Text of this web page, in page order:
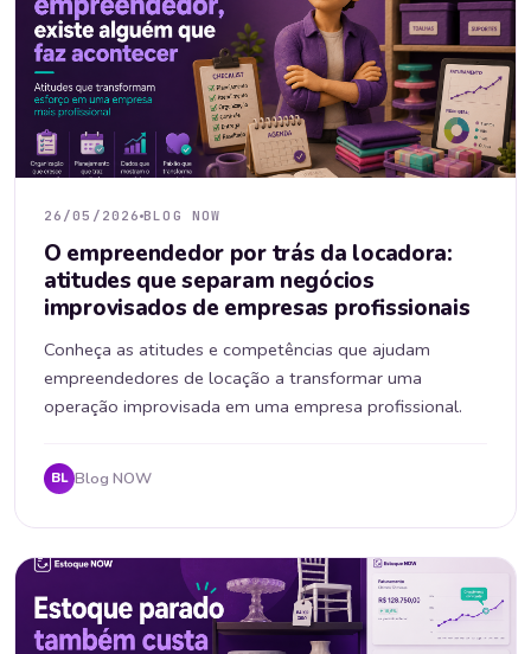
26/05/2026 BLOG NOW
O empreendedor por trás da locadora:
atitudes que separam negócios
improvisados de empresas profissionais
Conheça as atitudes e competências que ajudam
empreendedores de locação a transformar uma
operação improvisada em uma empresa profissional.
BL Blog NOW